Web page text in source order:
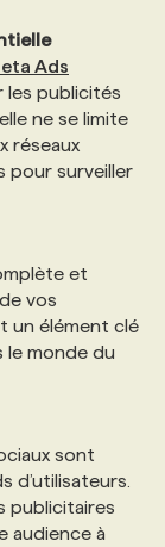
Ads
les publicités
ne se limite
réseaux
pour surveiller
et
vos
un élément clé
monde du
sont
d’utilisateurs.
publicitaires
audience à